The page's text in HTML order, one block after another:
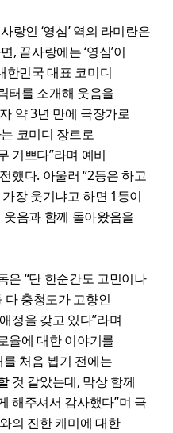
랑인 ‘영심’ 역의 라미란은
, 끝사랑에는 ‘영심’이
한민국 대표 코미디
터를 소개해 웃음을
약 3년 만에 극장가로
코미디 장르로
기쁘다”라며 예비
했다. 아울러 “2등은 하고
장 웃기냐고 하면 1등이
음과 함께 돌아왔음을
은 “단 한순간도 고민이나
다 충청도가 고향인
정을 갖고 있다”라며
율에 대한 이야기를
처음 뵙기 전에는
것 같았는데, 막상 함께
해주셔서 감사했다”며 극
의 진한 케미에 대한